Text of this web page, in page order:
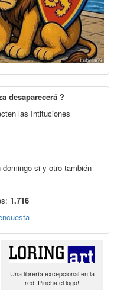
desaparecerá ?
las Intituciones
si y otro también
1.716
Una librería excepcional en la
red ¡Pincha el logo!